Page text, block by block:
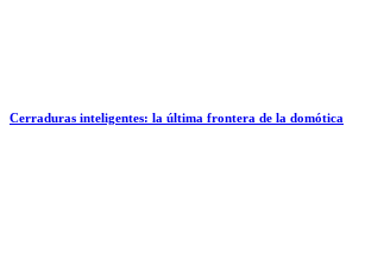
Cerraduras inteligentes: la última frontera de la domótica